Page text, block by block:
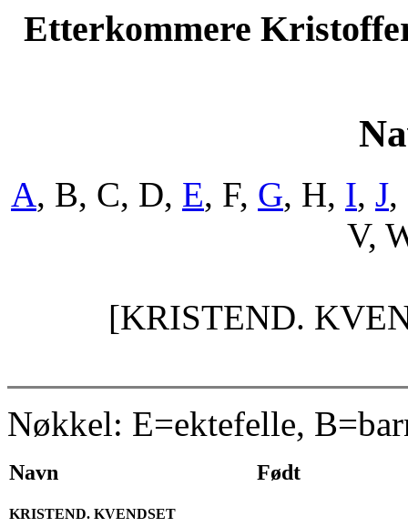
Etterkommere
A, B, C, D, E, F, G, H, I, J,
V,
[KRISTEND.
Nøkkel: E=ektefelle,
Navn Født
KRISTEND. KVENDSET